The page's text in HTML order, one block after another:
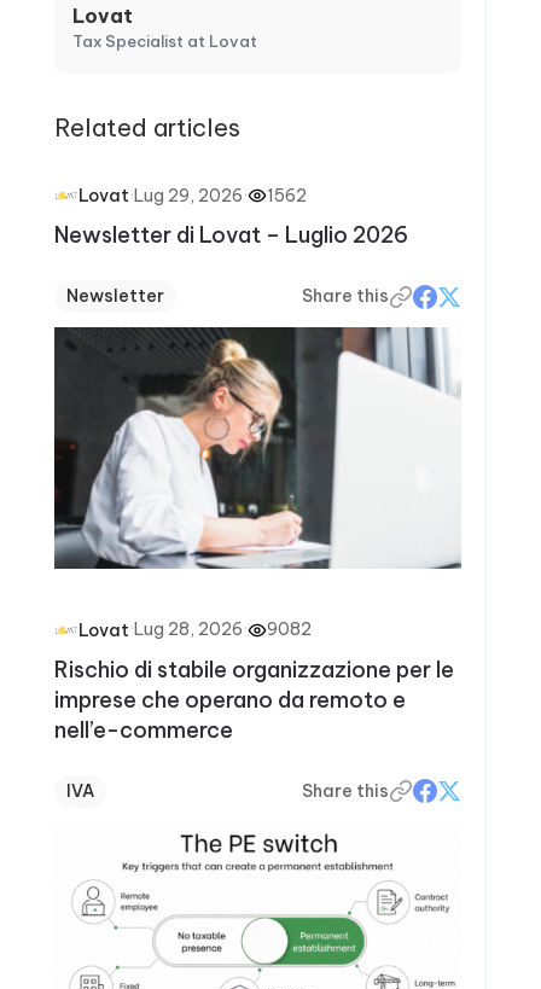
Lovat
Tax Specialist at Lovat
Related articles
Lovat·Lug 29, 2026· 1562
Newsletter di Lovat – Luglio 2026
Newsletter Share this
Lovat·Lug 28, 2026· 9082
Rischio di stabile organizzazione per le
imprese che operano da remoto e
nell’e-commerce
IVA Share this